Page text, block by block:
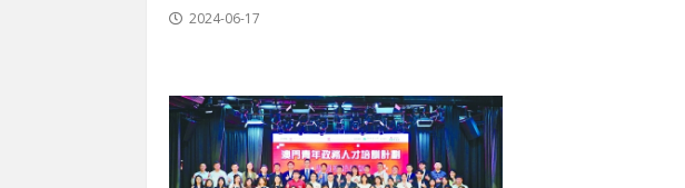
2024-06-17
類專注掌舵
2026-06-11